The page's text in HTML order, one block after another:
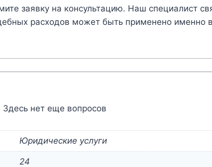
заявку на консультацию. Наш специалист
расходов может быть применено именно
Здесь нет еще вопросов
Юридические услуги
24